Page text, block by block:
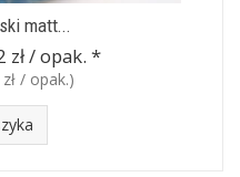
matt...
zł / opak. *
/ opak.)